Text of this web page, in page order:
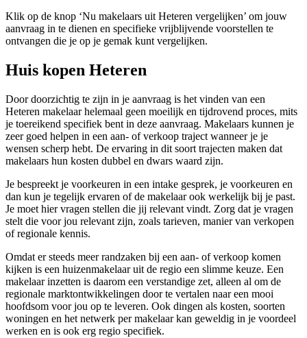
Klik op de knop ‘Nu makelaars uit Heteren vergelijken’ om jouw
aanvraag in te dienen en specifieke vrijblijvende voorstellen te
ontvangen die je op je gemak kunt vergelijken.
Huis kopen Heteren
Door doorzichtig te zijn in je aanvraag is het vinden van een
Heteren makelaar helemaal geen moeilijk en tijdrovend proces, mits
je toereikend specifiek bent in deze aanvraag. Makelaars kunnen je
zeer goed helpen in een aan- of verkoop traject wanneer je je
wensen scherp hebt. De ervaring in dit soort trajecten maken dat
makelaars hun kosten dubbel en dwars waard zijn.
Je bespreekt je voorkeuren in een intake gesprek, je voorkeuren en
dan kun je tegelijk ervaren of de makelaar ook werkelijk bij je past.
Je moet hier vragen stellen die jij relevant vindt. Zorg dat je vragen
stelt die voor jou relevant zijn, zoals tarieven, manier van verkopen
of regionale kennis.
Omdat er steeds meer randzaken bij een aan- of verkoop komen
kijken is een huizenmakelaar uit de regio een slimme keuze. Een
makelaar inzetten is daarom een verstandige zet, alleen al om de
regionale marktontwikkelingen door te vertalen naar een mooi
hoofdsom voor jou op te leveren. Ook dingen als kosten, soorten
woningen en het netwerk per makelaar kan geweldig in je voordeel
werken en is ook erg regio specifiek.